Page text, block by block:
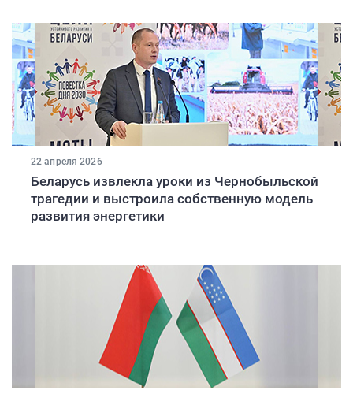
22 апреля 2026
Беларусь извлекла уроки из Чернобыльской
трагедии и выстроила собственную модель
развития энергетики